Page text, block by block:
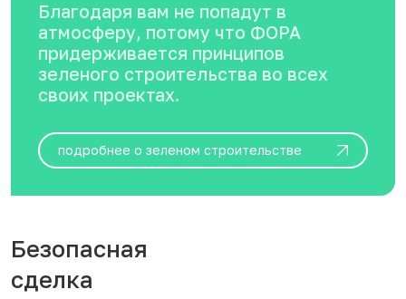
Благодаря вам не попадут в
атмосферу, потому что ФОРА
придерживается принципов
зеленого строительства во всех
своих проектах.
подробнее о зеленом строительстве
Безопасная
сделка